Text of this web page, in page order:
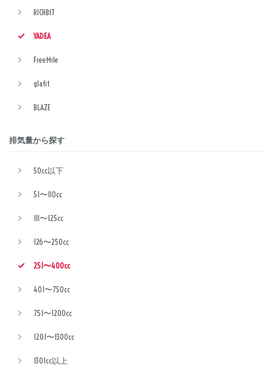
RICHBIT
YADEA
FreeMile
glafit
BLAZE
排気量から探す
50cc以下
51〜110cc
111〜125cc
126〜250cc
251〜400cc
401〜750cc
751〜1200cc
1201〜1300cc
1301cc以上